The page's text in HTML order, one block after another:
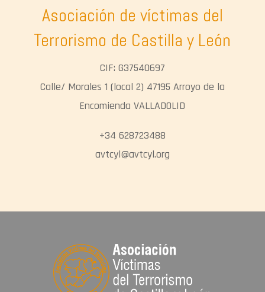
Asociación de víctimas del
Terrorismo de Castilla y León
CIF: G37540697
Calle/ Morales 1 (local 2) 47195 Arroyo de la
Encomienda VALLADOLID
+34 628723488
avtcyl@avtcyl.org